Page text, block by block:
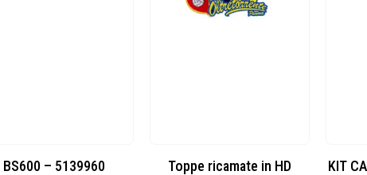
Toppe ricamate in HD KIT CAMP 100 2026_perso